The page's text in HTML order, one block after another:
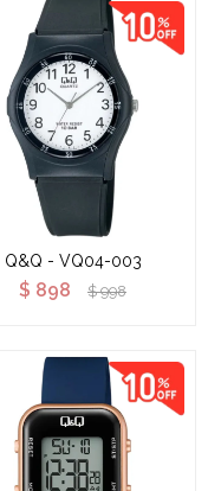
Q&Q - VQ04-003
$ 898 $ 998